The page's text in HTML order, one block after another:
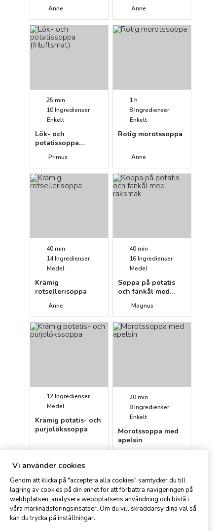
Anne Anne
25 min
10Ingredienser
Enkelt
Lök- och
potatissoppa
Primus
1 h
8Ingredienser
Enkelt
Rotig morotssoppa
Anne
40 min
14Ingredienser
Medel
Krämig
rotsellerisoppa
Anne
40 min
16Ingredienser
Medel
Soppa på potatis
och fänkål med
Magnus
12Ingredienser
Medel
Krämig potatis- och
purjolökssoppa
20 min
8Ingredienser
Enkelt
Morotssoppa med
apelsin
Vi använder cookies
Genom att klicka på "acceptera alla cookies" samtycker du till
lagring av cookies på din enhet för att förbättra navigeringen på
webbplatsen, analysera webbplatsens användning och bistå i
våra marknadsföringsinsatser. Om du vill skräddarsy dina val så
kan du trycka på inställningar.